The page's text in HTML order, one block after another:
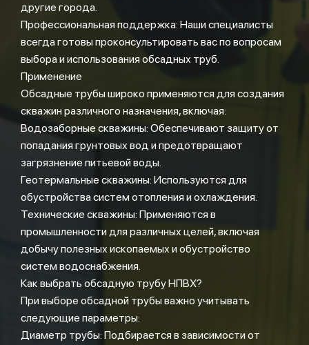
другие города.
Профессиональная поддержка: Наши специалисты
всегда готовы проконсультировать вас по вопросам
выбора и использования обсадных труб.
Применение
Обсадные трубы широко применяются для создания
скважин различного назначения, включая:
Водозаборные скважины: Обеспечивают защиту от
попадания грунтовых вод и предотвращают
загрязнение питьевой воды.
Геотермальные скважины: Используются для
обустройства систем отопления и охлаждения.
Технические скважины: Применяются в
промышленности для различных целей, включая
добычу полезных ископаемых и обустройство
систем водоснабжения.
Как выбрать обсадную трубу НПВХ?
При выборе обсадной трубы важно учитывать
следующие параметры:
Диаметр трубы: Подбирается в зависимости от